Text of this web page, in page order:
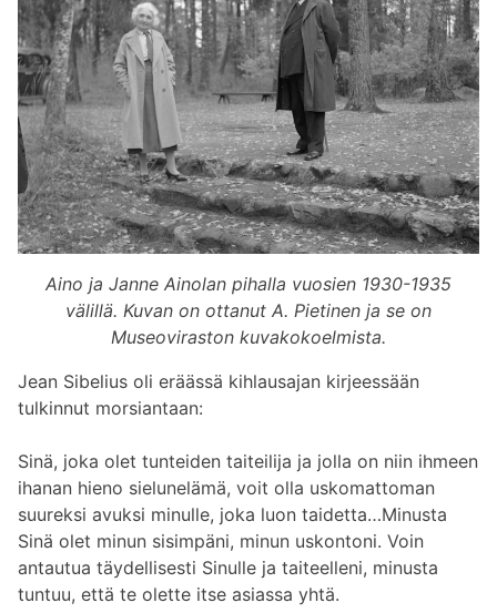
Aino ja Janne Ainolan pihalla vuosien 1930-1935
välillä. Kuvan on ottanut A. Pietinen ja se on
Museoviraston kuvakokoelmista.
Jean Sibelius oli eräässä kihlausajan kirjeessään
tulkinnut morsiantaan:
Sinä, joka olet tunteiden taiteilija ja jolla on niin ihmeen
ihanan hieno sielunelämä, voit olla uskomattoman
suureksi avuksi minulle, joka luon taidetta…Minusta
Sinä olet minun sisimpäni, minun uskontoni. Voin
antautua täydellisesti Sinulle ja taiteelleni, minusta
tuntuu, että te olette itse asiassa yhtä.